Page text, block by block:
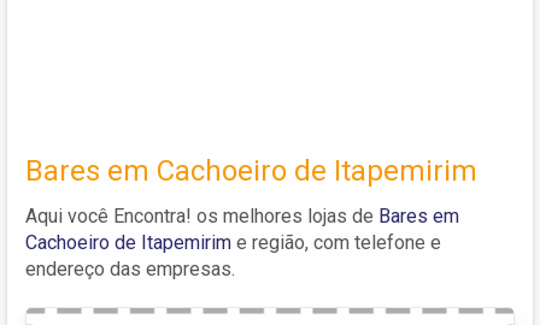
Bares em Cachoeiro de Itapemirim
Aqui você Encontra! os melhores lojas de Bares em
Cachoeiro de Itapemirim e região, com telefone e
endereço das empresas.